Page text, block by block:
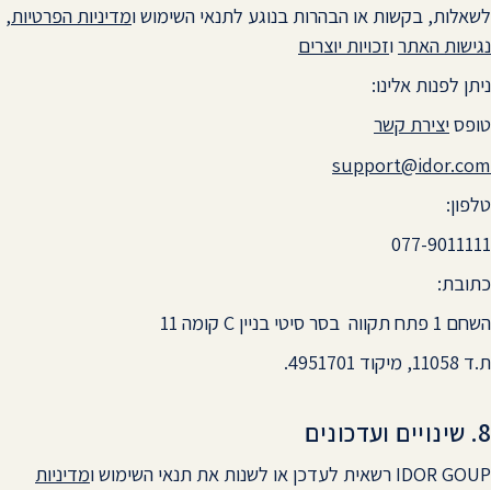
לשאלות, בקשות או הבהרות בנוגע לתנאי השימוש ומדיניות הפרטיות,
נגישות האתרוזכויות יוצרים
ניתן לפנות אלינו:
טופסיצירת קשר
support@idor.com
טלפון:
077-9011111
כתובת:
השחם 1 פתח תקווה בסר סיטי בניין C קומה 11
ת.ד 11058, מיקוד 4951701.
8. שינויים ועדכונים
IDOR GOUP רשאית לעדכן או לשנות את תנאי השימוש ו
מדיניות